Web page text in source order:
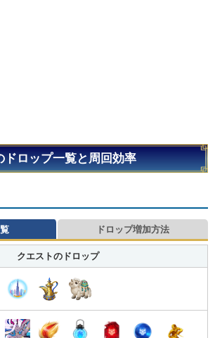
ドロップ一覧と周回効率
ドロップ増加方法
クエストのドロップ